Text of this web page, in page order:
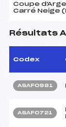
Coupe
Carré Neige
Résultats
Codex
ASAF0981
ASAF0721